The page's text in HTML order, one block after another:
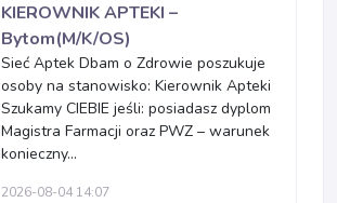
KIEROWNIK APTEKI –
Bytom(M/K/OS)
Sieć Aptek Dbam o Zdrowie poszukuje
osoby na stanowisko: Kierownik Apteki
Szukamy CIEBIE jeśli: posiadasz dyplom
Magistra Farmacji oraz PWZ – warunek
konieczny...
2026-08-04 14:07